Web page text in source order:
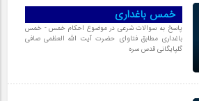
خمس باغدارى
پاسخ به سوالات شرعی در موضوع احکام خمس - خمس
باغدارى مطابق فتاوای حضرت آیت الله العظمی صافی
گلپایگانی قدس سره